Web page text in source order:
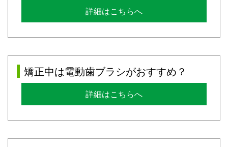
詳細はこちらへ
矯正中は電動歯ブラシがおすすめ？
詳細はこちらへ